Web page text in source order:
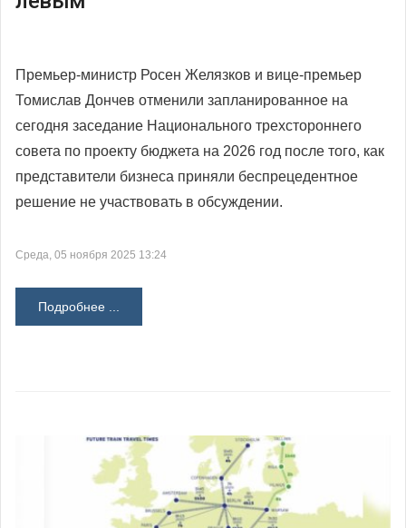
Премьер-министр Росен Желязков и вице-премьер
Томислав Дончев отменили запланированное на
сегодня заседание Национального трехстороннего
совета по проекту бюджета на 2026 год после того, как
представители бизнеса приняли беспрецедентное
решение не участвовать в обсуждении.
Среда, 05 ноября 2025 13:24
Подробнее ...